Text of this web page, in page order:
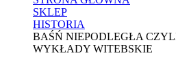
SKLEP
HISTORIA
BAŚŃ NIEPODLEGŁA
WYKŁADY WITEBSKIE